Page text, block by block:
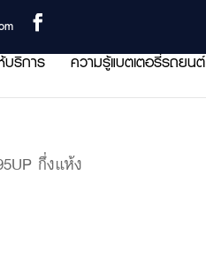
ริการ ความรู้แบตเตอรี่รถยนต์
กึ่งแห้ง